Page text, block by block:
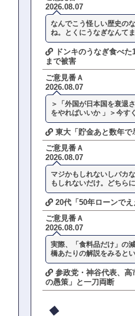
2026.08.07
なんでこう怪しい歴史の
ね。とくにうなぎなんて
ドンキのうなぎ食べ
まで被害
ご意見番Ａ
2026.08.07
＞「外国が日本国を衰退
をやればいいか 」＞今す
東大「貯金あと数年
ご意見番Ａ
2026.08.07
マジかもしれないしバカ
もしれないだけ。どちら
20代「50年ローンで
ご意見番Ａ
2026.08.07
実際、「食料品だけ」の
橋あたりの解説をみるとい
参政党・神谷代表、
の愚策」と一刀両断